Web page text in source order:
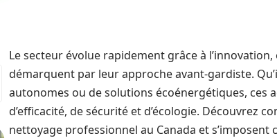
Le secteur évolue rapidement grâce à
démarquent par leur approche avant-gardiste.
autonomes ou de solutions écoénergétiques, ces
d’efficacité, de sécurité et d’écologie. Découvrez
nettoyage professionnel au Canada et